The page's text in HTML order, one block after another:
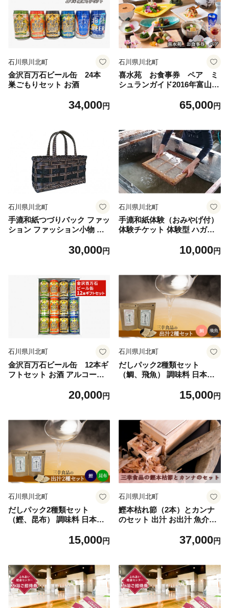
石川県川北町
金沢百万石ビール缶 24本
巣ごもりセット お酒
34,000円
石川県川北町
喜水苑 お食事券 ペア ミ
シュランガイド2016年富山石
券 ペアチケット 個室 庭園 贅
会席料理 カニ会席 流しそう
めん 四季折々 創作料理
65,000円
石川県川北町
手漉和紙つづりバック ファッ
ション ファッション小物 女
ズ カバン 小物 普段使い デイ
ブラック
30,000円
石川県川北町
手漉和紙体験（おみやげ付）
体験チケット 体験型 ハガキ
伝統 観光 旅行 日帰りお出か
作
10,000円
石川県川北町
金沢百万石ビール缶 12本ギ
フトセット お酒 アルコール
セット 県内産大麦 六条大麦
ル 晩酌 家飲み 宅飲み
20,000円
石川県川北町
だしパック2種類セット
（鯛、飛魚） 調味料 日本料
汁 化学調味料無添加 国産連
出汁 煮物 風味 香り 食品
15,000円
石川県川北町
だしパック2種類セット
（鰹、昆布） 調味料 日本料
汁 風味 香り 食品 化学調味料
細 昆布茶 鍋料理
15,000円
石川県川北町
鰹本枯れ節（2本）とカンナ
のセット 出汁 お出汁 魚介出
たて 削りたての香り かつお
削り器具
37,000円